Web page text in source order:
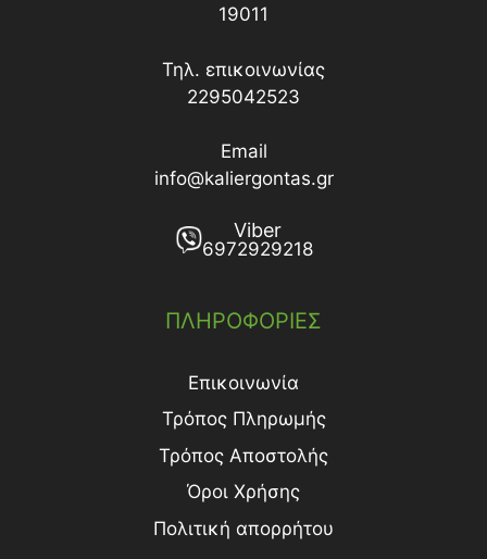
19011
Τηλ. επικοινωνίας
2295042523
Email
info@kaliergontas.gr
Viber
6972929218
ΠΛΗΡΟΦΟΡΙΕΣ
Επικοινωνία
Τρόπος Πληρωμής
Τρόπος Aποστολής
Όροι Χρήσης
Πολιτική απορρήτου